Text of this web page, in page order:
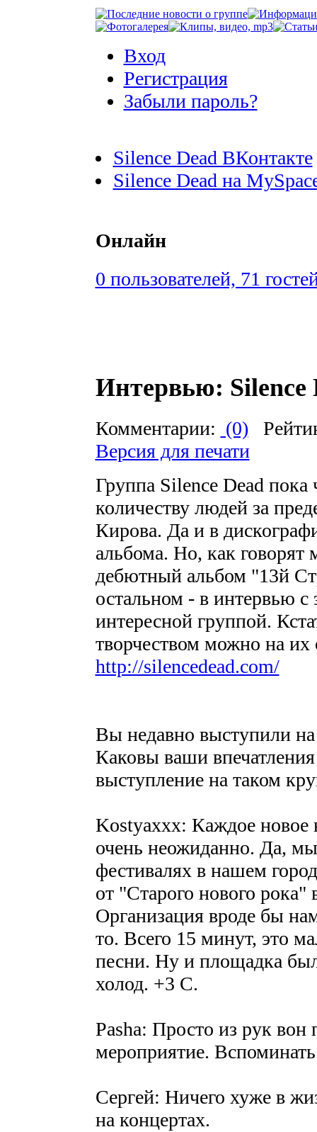
Вход
Регистрация
Забыли пароль?
Silence Dead ВКонтакте
Silence Dead на
Онлайн
0 пользователей, 71
Интервью: Silence
Комментарии: (0)
Версия для печати
Группа Silence Dead пока
количеству людей за
Кирова. Да и в
альбома. Но, как говорят
дебютный альбом "13й
остальном - в интервью с
интересной группой.
творчеством можно на их
http://silencedead.com/
Вы недавно выступили
Каковы ваши
выступление на таком
Kostyaxxx: Каждое новое
очень неожиданно. Да,
фестивалях в нашем
от "Старого нового рока"
Организация вроде бы
то. Всего 15 минут, это
песни. Ну и площадка
холод. +3 С.
Pasha: Просто из рук вон
мероприятие.
Сергей: Ничего хуже в
на концертах.